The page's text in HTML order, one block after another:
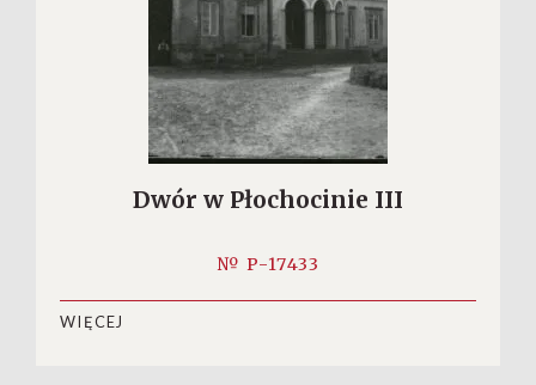
Dwór w Płochocinie III
№ P-17433
WIĘCEJ